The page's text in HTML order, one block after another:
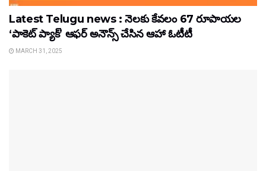
Latest Telugu news : నెలకు కేవలం 67 రూపాయల
‘పాకెట్ ప్యాక్’ ఆఫర్ అనౌన్స్ చేసిన ఆహా ఓటీటీ
MARCH 31, 2025